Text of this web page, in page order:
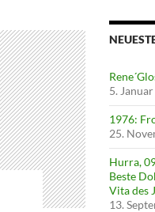
5.
1976:
25.
Hurra,
Beste
Vita des
13.